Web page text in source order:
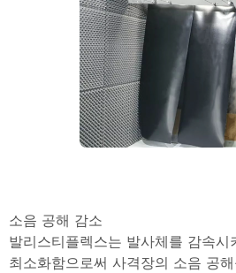
소음 공해 감소
발리스티플렉스는 발사체를 감속
최소화함으로써 사격장의 소음 공